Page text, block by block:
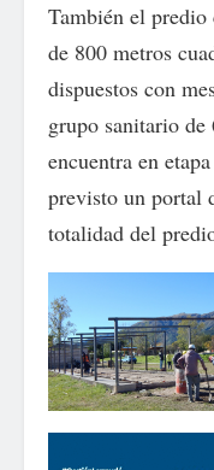
También el
de 800 metros
dispuestos con
grupo sanitario de
encuentra en
previsto un portal
totalidad del